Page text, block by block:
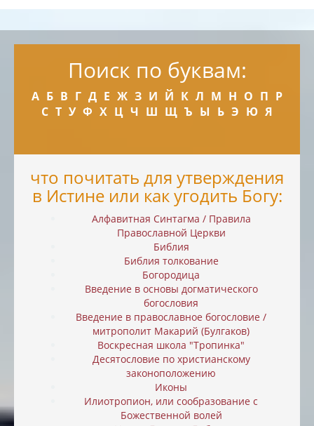
Поиск по буквам:
А Б В Г Д Е Ж З И Й К Л М Н О П Р
С Т У Ф Х Ц Ч Ш Щ Ъ Ы Ь Э Ю Я
что почитать для утверждения
в Истине или как угодить Богу:
Алфавитная Синтагма / Правила
Православной Церкви
Библия
Библия толкование
Богородица
Введение в основы догматического
богословия
Введение в православное богословие /
митрополит Макарий (Булгаков)
Воскресная школа "Тропинка"
Десятословие по христианскому
законоположению
Иконы
Илиотропион, или cообразование с
Божественной волей